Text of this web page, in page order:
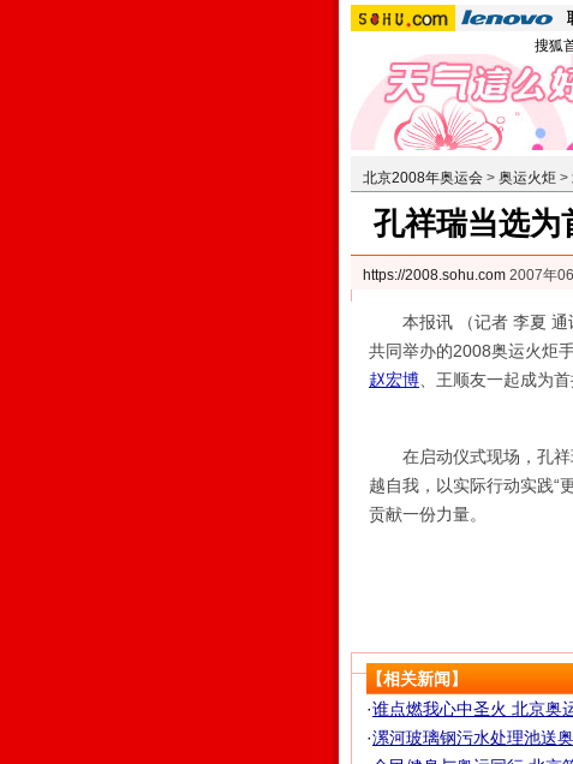
搜狐
北京2008年奥运会 > 奥运火炬 >
孔祥瑞当选为
https://2008.sohu.com 2007年
本报讯 （记者 李夏 通
共同举办的2008奥运火炬
赵宏博 、王顺友一起成为
在启动仪式现场，孔祥
越自我，以实际行动实践“
贡献一份力量。
【相关新闻】
·谁点燃我心中圣火 北京奥
·漯河玻璃钢污水处理池送